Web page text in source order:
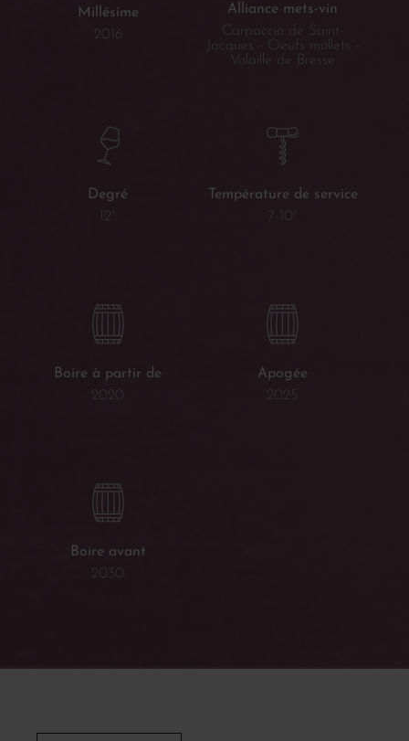
Millésime
2016
Alliance mets-vin
Carpaccio de Saint-
Jacques - Oeufs mollets -
Volaille de Bresse
Degré
12°
Température de service
7-10°
Boire à partir de
2020
Apogée
2025
Boire avant
2030